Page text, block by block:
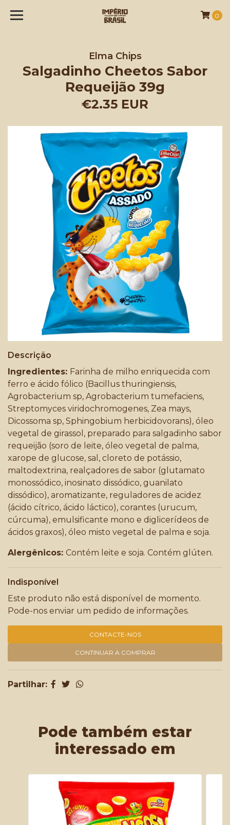
0
Elma Chips
Salgadinho Cheetos Sabor
Requeijão 39g
€2.35 EUR
Descrição
Ingredientes: Farinha de milho enriquecida com
ferro e ácido fólico (Bacillus thuringiensis,
Agrobacterium sp, Agrobacterium tumefaciens,
Streptomyces viridochromogenes, Zea mays,
Dicossoma sp, Sphingobium herbicidovorans), óleo
vegetal de girassol, preparado para salgadinho sabor
requeijão (soro de leite, óleo vegetal de palma,
xarope de glucose, sal, cloreto de potássio,
maltodextrina, realçadores de sabor (glutamato
monossódico, inosinato dissódico, guanilato
dissódico), aromatizante, reguladores de acidez
(ácido cítrico, ácido láctico), corantes (urucum,
cúrcuma), emulsificante mono e diglicerídeos de
ácidos graxos), óleo misto vegetal de palma e soja.
Alergênicos: Contém leite e soja. Contém glúten.
Indisponível
Este produto não está disponível de momento.
Pode-nos enviar um pedido de informações.
CONTACTE-NOS
CONTINUAR A COMPRAR
Partilhar:
Pode também estar
interessado em